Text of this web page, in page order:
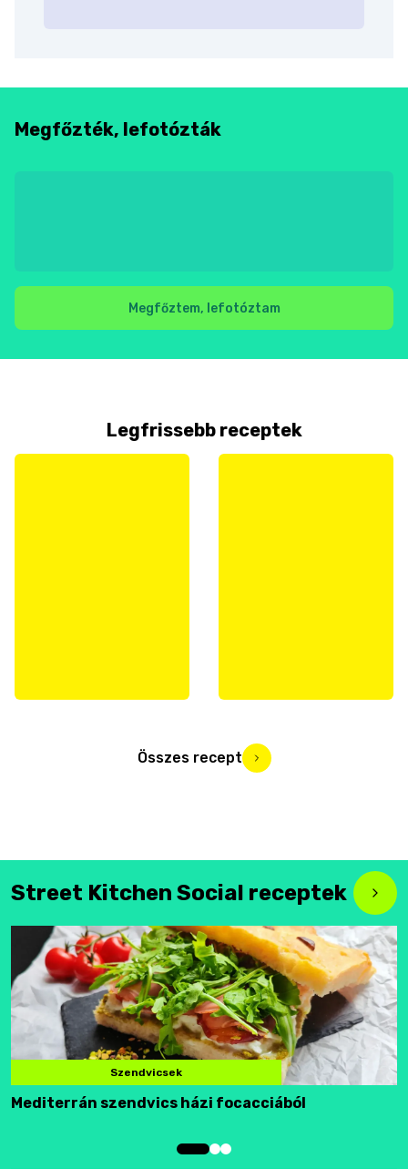
Megfőzték, lefotózták
Megfőztem, lefotóztam
Legfrissebb receptek
Összes recept
Street Kitchen Social receptek
Szendvicsek
Mediterrán szendvics házi focacciából